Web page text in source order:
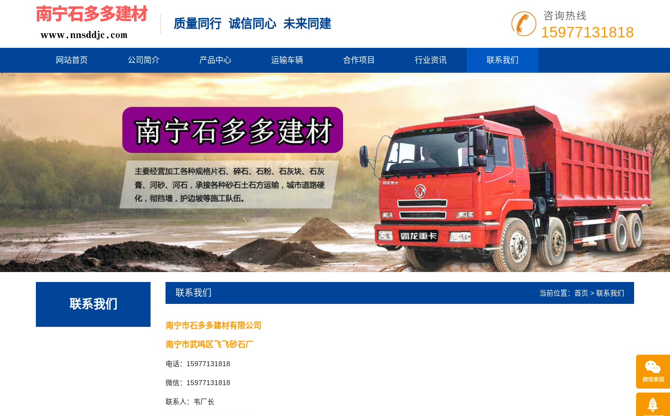
质量同行 诚信同心 未来同建
咨询热线
15977131818
网站首页 公司简介 产品中心 运输车辆 合作项目 行业资讯 联系我们
联系我们
联系我们 当前位置： 首页 > 联系我们
南宁市石多多建材有限公司
南宁市武鸣区飞飞砂石厂
电话：15977131818
微信：15977131818
联系人：韦厂长